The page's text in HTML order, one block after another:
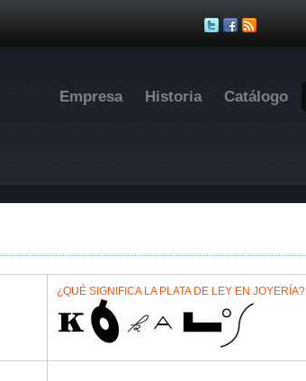
Empresa Historia Catálogo
¿QUÉ SIGNIFICA LA PLATA DE LEY EN JOYERÍA?